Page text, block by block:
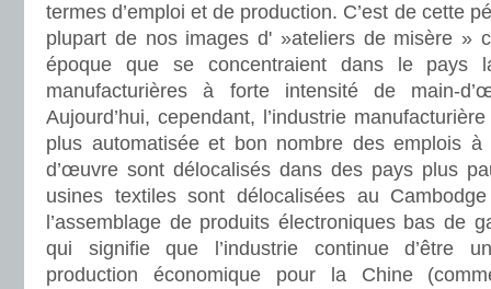
termes d’emploi et de production. C’est de cette
plupart de nos images d' »ateliers de misère »
époque que se concentraient dans le pays
manufacturières à forte intensité de main-
Aujourd’hui, cependant, l’industrie
plus automatisée et bon nombre des emplois
d’œuvre sont délocalisés dans des pays plus
usines textiles sont délocalisées au
l’assemblage de produits électroniques bas de
qui signifie que l’industrie continue d’être
production économique pour la Chine